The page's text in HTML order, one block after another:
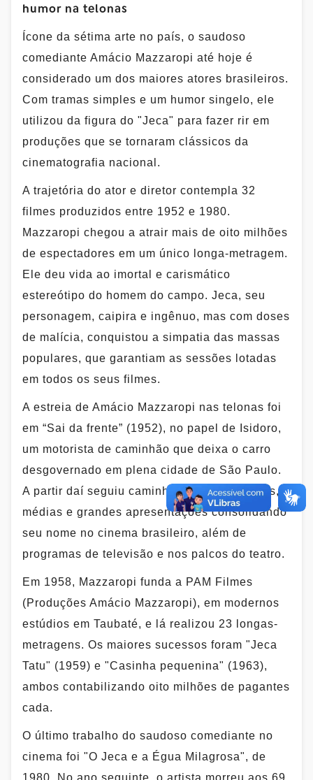
humor na telonas
Ícone da sétima arte no país, o saudoso
comediante Amácio Mazzaropi até hoje é
considerado um dos maiores atores brasileiros.
Com tramas simples e um humor singelo, ele
utilizou da figura do "Jeca" para fazer rir em
produções que se tornaram clássicos da
cinematografia nacional.
A trajetória do ator e diretor contempla 32
filmes produzidos entre 1952 e 1980.
Mazzaropi chegou a atrair mais de oito milhões
de espectadores em um único longa-metragem.
Ele deu vida ao imortal e carismático
estereótipo do homem do campo. Jeca, seu
personagem, caipira e ingênuo, mas com doses
de malícia, conquistou a simpatia das massas
populares, que garantiam as sessões lotadas
em todos os seus filmes.
A estreia de Amácio Mazzaropi nas telonas foi
em “Sai da frente” (1952), no papel de Isidoro,
um motorista de caminhão que deixa o carro
desgovernado em plena cidade de São Paulo.
A partir daí seguiu caminhando em pequenas,
médias e grandes apresentações consolidando
seu nome no cinema brasileiro, além de
programas de televisão e nos palcos do teatro.
Em 1958, Mazzaropi funda a PAM Filmes
(Produções Amácio Mazzaropi), em modernos
estúdios em Taubaté, e lá realizou 23 longas-
metragens. Os maiores sucessos foram "Jeca
Tatu" (1959) e "Casinha pequenina" (1963),
ambos contabilizando oito milhões de pagantes
cada.
O último trabalho do saudoso comediante no
cinema foi "O Jeca e a Égua Milagrosa", de
1980. No ano seguinte, o artista morreu aos 69